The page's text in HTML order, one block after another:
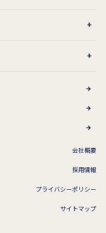
会社概要
採用情報
プライバシーポリシー
サイトマップ